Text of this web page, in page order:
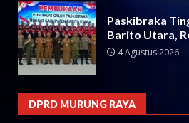
Paskibraka
Barito Utara,
4 Agustus 2026
DPRD MURUNG RAYA